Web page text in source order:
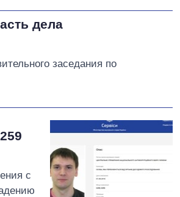
дела
заседания по
с